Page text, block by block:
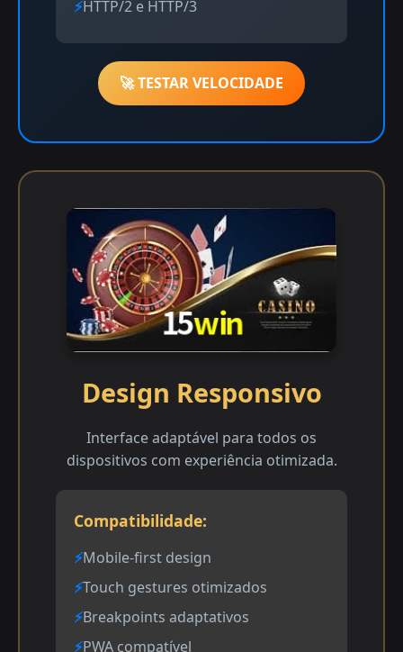
HTTP/2 e HTTP/3
🚀 TESTAR VELOCIDADE
Design Responsivo
Interface adaptável para todos os
dispositivos com experiência otimizada.
Compatibilidade:
Mobile-first design
Touch gestures otimizados
Breakpoints adaptativos
PWA compatível